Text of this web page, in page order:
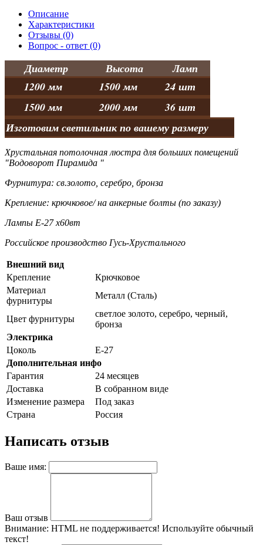
Описание
Характеристики
Отзывы (0)
Вопрос - ответ (0)
Диаметр Высота
Ламп
1200 мм
1500 мм
24 шт
1500 мм
2000 мм
36 шт
Изготовим светильник по вашему размеру
Хрустальная потолочная люстра для больших помещений
"Водоворот Пирамида "
Фурнитура: св.золото, серебро, бронза
Крепление: крючковое/ на анкерные болты (по заказу)
Лампы Е-27 х60вт
Российское производство Гусь-Хрустального
Внешний вид
Крепление
Крючковое
Материал
фурнитуры
Металл (Сталь)
Цвет фурнитуры
светлое золото, серебро, черный,
бронза
Электрика
Цоколь
Е-27
Дополнительная инфо
Гарантия
24 месяцев
Доставка
В собранном виде
Изменение размера
Под заказ
Страна
Россия
Написать отзыв
Ваше имя:
Ваш отзыв
Внимание: HTML не поддерживается! Используйте обычный
текст!